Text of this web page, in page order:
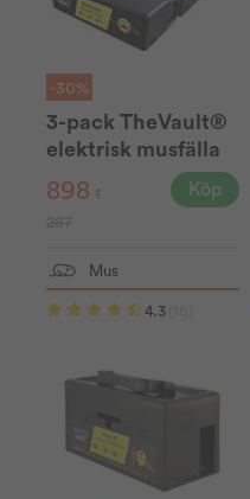
-30%
3-pack TheVault®
elektrisk musfälla
898 Köp
Mus
4.3